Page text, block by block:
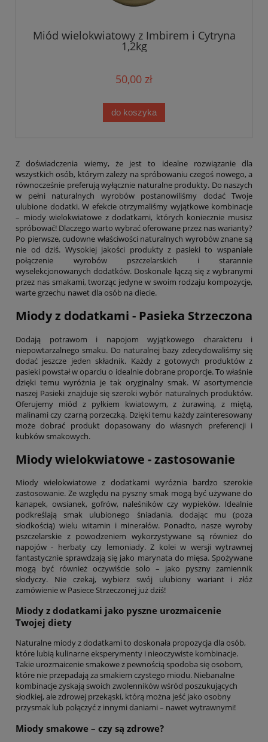
Miód wielokwiatowy z Imbirem i Cytryna
1,2kg
50,00 zł
do koszyka
Z doświadczenia wiemy, że jest to idealne rozwiązanie dla
wszystkich osób, którym zależy na spróbowaniu czegoś nowego, a
równocześnie preferują wyłącznie naturalne produkty. Do naszych
w pełni naturalnych wyrobów postanowiliśmy dodać Twoje
ulubione dodatki. W efekcie otrzymaliśmy wyjątkowe kombinacje
– miody wielokwiatowe z dodatkami, których koniecznie musisz
spróbować! Dlaczego warto wybrać oferowane przez nas warianty?
Po pierwsze, cudowne właściwości naturalnych wyrobów znane są
nie od dziś. Wysokiej jakości produkty z pasieki to wspaniałe
połączenie wyrobów pszczelarskich i starannie
wyselekcjonowanych dodatków. Doskonale łączą się z wybranymi
przez nas smakami, tworząc jedyne w swoim rodzaju kompozycje,
warte grzechu nawet dla osób na diecie.
Miody z dodatkami - Pasieka Strzeczona
Dodają potrawom i napojom wyjątkowego charakteru i
niepowtarzalnego smaku. Do naturalnej bazy zdecydowaliśmy się
dodać jeszcze jeden składnik. Każdy z gotowych produktów z
pasieki powstał w oparciu o idealnie dobrane proporcje. To właśnie
dzięki temu wyróżnia je tak oryginalny smak. W asortymencie
naszej Pasieki znajduje się szeroki wybór naturalnych produktów.
Oferujemy miód z pyłkiem kwiatowym, z żurawiną, z miętą,
malinami czy czarną porzeczką. Dzięki temu każdy zainteresowany
może dobrać produkt dopasowany do własnych preferencji i
kubków smakowych.
Miody wielokwiatowe - zastosowanie
Miody wielokwiatowe z dodatkami wyróżnia bardzo szerokie
zastosowanie. Ze względu na pyszny smak mogą być używane do
kanapek, owsianek, gofrów, naleśników czy wypieków. Idealnie
podkreślają smak ulubionego śniadania, dodając mu (poza
słodkością) wielu witamin i minerałów. Ponadto, nasze wyroby
pszczelarskie z powodzeniem wykorzystywane są również do
napojów - herbaty czy lemoniady. Z kolei w wersji wytrawnej
fantastycznie sprawdzają się jako marynata do mięsa. Spożywane
mogą być również oczywiście solo – jako pyszny zamiennik
słodyczy. Nie czekaj, wybierz swój ulubiony wariant i złóż
zamówienie w Pasiece Strzeczonej już dziś!
Miody z dodatkami jako pyszne urozmaicenie
Twojej diety
Naturalne miody z dodatkami to doskonała propozycja dla osób,
które lubią kulinarne eksperymenty i nieoczywiste kombinacje.
Takie urozmaicenie smakowe z pewnością spodoba się osobom,
które nie przepadają za smakiem czystego miodu. Niebanalne
kombinacje zyskają swoich zwolenników wśród poszukujących
słodkiej, ale zdrowej przekąski, którą można jeść jako osobny
przysmak lub połączyć z innymi daniami – nawet wytrawnymi!
Miody smakowe – czy są zdrowe?